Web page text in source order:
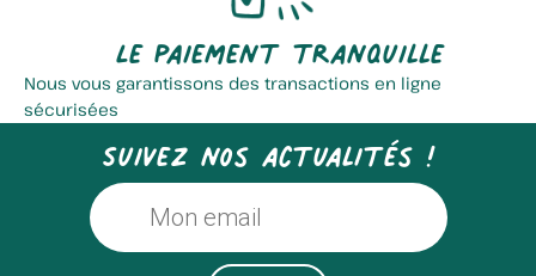
Le paiement tranquille
Nous vous garantissons des transactions en ligne
sécurisées
Suivez nos actualités !